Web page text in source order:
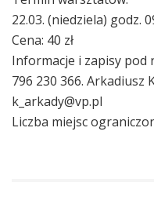
22.03. (niedziela) godz.
Cena: 40 zł
Informacje i zapisy pod
796 230 366. Arkadiusz
k_arkady@vp.pl
Liczba miejsc